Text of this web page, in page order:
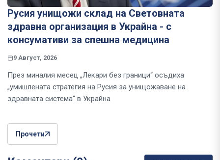
Русия унищожи склад на Световната
здравна организация в Украйна - с
консумативи за спешна медицина
9 Август, 2026
През миналия месец „Лекари без граници“ осъдиха
„умишлената стратегия на Русия за унищожаване на
здравната система“ в Украйна
Прочети